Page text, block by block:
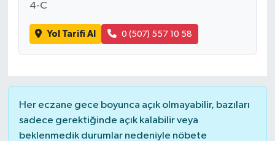
4-C
Yol Tarifi Al 0 (507) 557 10 58
Her eczane gece boyunca açık olmayabilir, bazıları
sadece gerektiğinde açık kalabilir veya
beklenmedik durumlar nedeniyle nöbete